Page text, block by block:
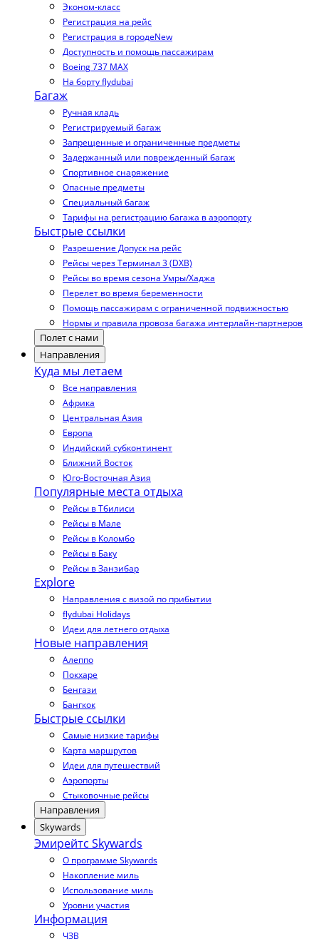
Эконом-класс
Регистрация на рейс
Регистрация в городеNew
Доступность и помощь пассажирам
Boeing 737 MAX
На борту flydubai
Багаж
Ручная кладь
Регистрируемый багаж
Запрещенные и ограниченные предметы
Задержанный или поврежденный багаж
Спортивное снаряжение
Опасные предметы
Специальный багаж
Тарифы на регистрацию багажа в аэропорту
Быстрые ссылки
Разрешение Допуск на рейс
Рейсы через Терминал 3 (DXB)
Рейсы во время сезона Умры/Хаджа
Перелет во время беременности
Помощь пассажирам с ограниченной подвижностью
Нормы и правила провоза багажа интерлайн-партнеров
Полет с нами
Направления
Куда мы летаем
Все направления
Африка
Центральная Азия
Европа
Индийский субконтинент
Ближний Восток
Юго-Восточная Азия
Популярные места отдыха
Рейсы в Тбилиси
Рейсы в Мале
Рейсы в Коломбо
Рейсы в Баку
Рейсы в Занзибар
Explore
Направления с визой по прибытии
flydubai Holidays
Идеи для летнего отдыха
Новые направления
Алеппо
Покхаре
Бенгази
Бангкок
Быстрые ссылки
Самые низкие тарифы
Карта маршрутов
Идеи для путешествий
Аэропорты
Стыковочные рейсы
Направления
Skywards
Эмирейтс Skywards
О программе Skywards
Накопление миль
Использование миль
Уровни участия
Информация
ЧЗВ